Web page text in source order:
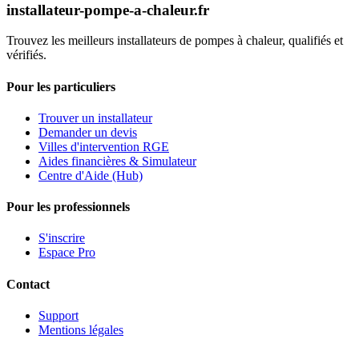
installateur-pompe-a-chaleur.fr
Trouvez les meilleurs installateurs de pompes à chaleur, qualifiés et
vérifiés.
Pour les particuliers
Trouver un installateur
Demander un devis
Villes d'intervention RGE
Aides financières & Simulateur
Centre d'Aide (Hub)
Pour les professionnels
S'inscrire
Espace Pro
Contact
Support
Mentions légales